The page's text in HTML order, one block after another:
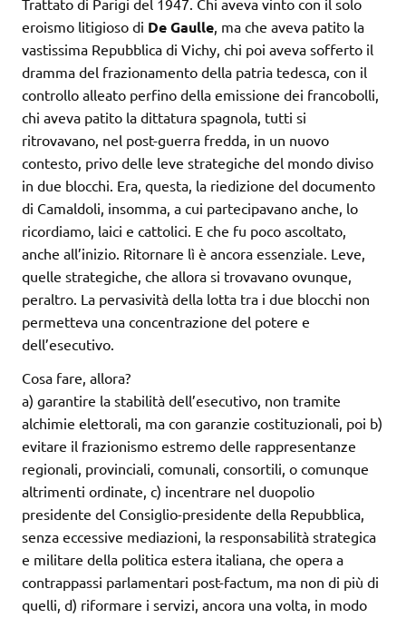
Trattato di Parigi del 1947. Chi aveva vinto con il solo
eroismo litigioso di De Gaulle, ma che aveva patito la
vastissima Repubblica di Vichy, chi poi aveva sofferto il
dramma del frazionamento della patria tedesca, con il
controllo alleato perfino della emissione dei francobolli,
chi aveva patito la dittatura spagnola, tutti si
ritrovavano, nel post-guerra fredda, in un nuovo
contesto, privo delle leve strategiche del mondo diviso
in due blocchi. Era, questa, la riedizione del documento
di Camaldoli, insomma, a cui partecipavano anche, lo
ricordiamo, laici e cattolici. E che fu poco ascoltato,
anche all’inizio. Ritornare lì è ancora essenziale. Leve,
quelle strategiche, che allora si trovavano ovunque,
peraltro. La pervasività della lotta tra i due blocchi non
permetteva una concentrazione del potere e
dell’esecutivo.
Cosa fare, allora?
a) garantire la stabilità dell’esecutivo, non tramite
alchimie elettorali, ma con garanzie costituzionali, poi b)
evitare il frazionismo estremo delle rappresentanze
regionali, provinciali, comunali, consortili, o comunque
altrimenti ordinate, c) incentrare nel duopolio
presidente del Consiglio-presidente della Repubblica,
senza eccessive mediazioni, la responsabilità strategica
e militare della politica estera italiana, che opera a
contrappassi parlamentari post-factum, ma non di più di
quelli, d) riformare i servizi, ancora una volta, in modo